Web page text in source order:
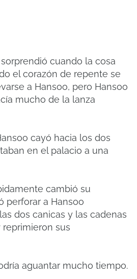
cuando la cosa
el corazón de repente se
a Hansoo, pero Hansoo
mucho de la lanza
cayó hacia los dos
en el palacio a una
cambió su
perforar a Hansoo
dos canicas y las cadenas
sus
aguantar mucho tiempo.